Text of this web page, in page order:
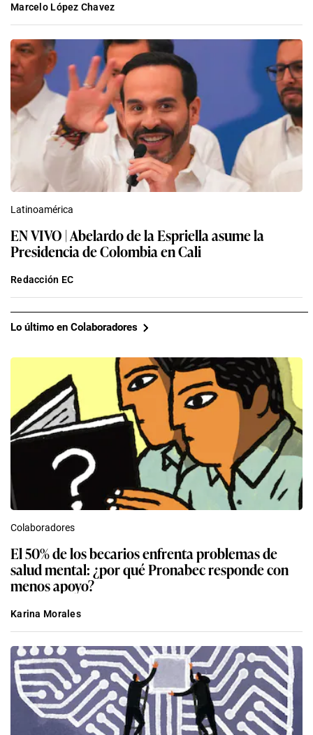
Marcelo López Chavez
Latinoamérica
EN VIVO | Abelardo de la Espriella asume la
Presidencia de Colombia en Cali
Redacción EC
Lo último en Colaboradores
Colaboradores
El 50% de los becarios enfrenta problemas de
salud mental: ¿por qué Pronabec responde con
menos apoyo?
Karina Morales